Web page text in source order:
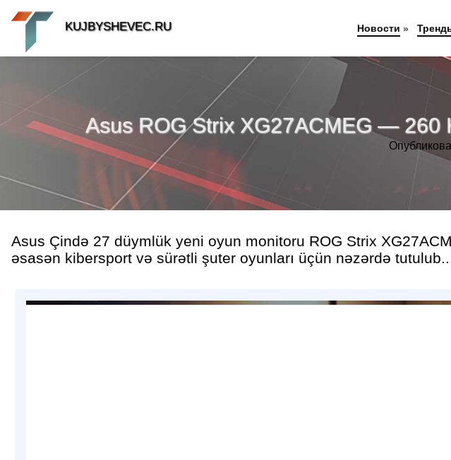
Asus ROG Strix XG27ACMEG — 260
Asus Çində 27 düymlük yeni oyun monitoru ROG Strix
əsasən kibersport və sürətli şuter oyunları üçün nəzərdə
KUJBYSHEVEC.RU Новости »